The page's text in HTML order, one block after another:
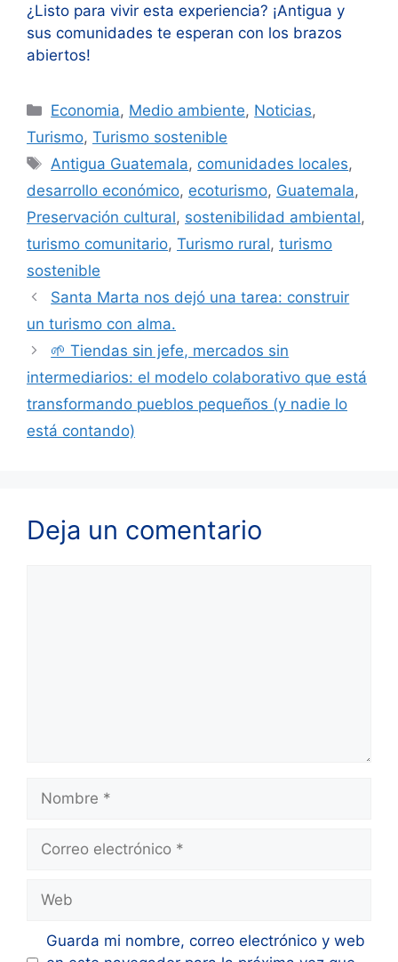
¿Listo para vivir esta experiencia? ¡Antigua y
sus comunidades te esperan con los brazos
abiertos!
Categorías
Economia, Medio ambiente, Noticias,
Turismo, Turismo sostenible
Etiquetas
Antigua Guatemala, comunidades locales,
desarrollo económico, ecoturismo, Guatemala,
Preservación cultural, sostenibilidad ambiental,
turismo comunitario, Turismo rural, turismo
sostenible
Santa Marta nos dejó una tarea: construir
un turismo con alma.
🌱 Tiendas sin jefe, mercados sin
intermediarios: el modelo colaborativo que está
transformando pueblos pequeños (y nadie lo
está contando)
Deja un comentario
electrónico
Guarda mi nombre, correo electrónico y web